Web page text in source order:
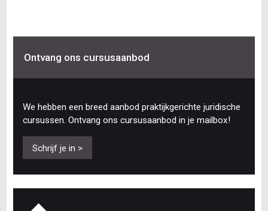
Ontvang ons cursusaanbod
We hebben een breed aanbod praktijkgerichte juridische
cursussen. Ontvang ons cursusaanbod in je mailbox!
Schrijf je in >